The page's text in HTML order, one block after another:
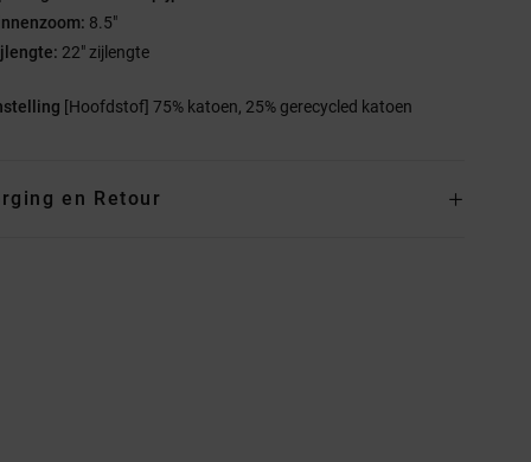
8.5"
22" zijlengte
[Hoofdstof] 75% katoen, 25% gerecycled katoen
en Retour